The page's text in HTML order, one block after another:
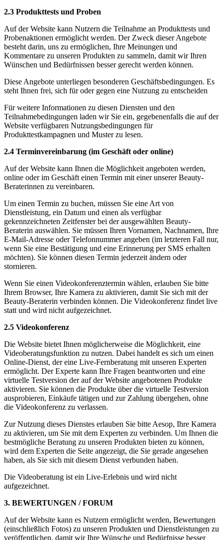
2.3 Produkttests und Proben
Auf der Website kann Nutzern die Teilnahme an Produkttests und
Probenaktionen ermöglicht werden. Der Zweck dieser Angebote
besteht darin, uns zu ermöglichen, Ihre Meinungen und
Kommentare zu unseren Produkten zu sammeln, damit wir Ihren
Wünschen und Bedürfnissen besser gerecht werden können.
Diese Angebote unterliegen besonderen Geschäftsbedingungen. Es
steht Ihnen frei, sich für oder gegen eine Nutzung zu entscheiden
Für weitere Informationen zu diesen Diensten und den
Teilnahmebedingungen laden wir Sie ein, gegebenenfalls die auf der
Website verfügbaren Nutzungsbedingungen für
Produkttestkampagnen und Muster zu lesen.
2.4 Terminvereinbarung (im Geschäft oder online)
Auf der Website kann Ihnen die Möglichkeit angeboten werden,
online oder im Geschäft einen Termin mit einer unserer Beauty-
Beraterinnen zu vereinbaren.
Um einen Termin zu buchen, müssen Sie eine Art von
Dienstleistung, ein Datum und einen als verfügbar
gekennzeichneten Zeitfenster bei der ausgewählten Beauty-
Beraterin auswählen. Sie müssen Ihren Vornamen, Nachnamen, Ihre
E-Mail-Adresse oder Telefonnummer angeben (im letzteren Fall nur,
wenn Sie eine Bestätigung und eine Erinnerung per SMS erhalten
möchten). Sie können diesen Termin jederzeit ändern oder
stornieren.
Wenn Sie einen Videokonferenztermin wählen, erlauben Sie bitte
Ihrem Browser, Ihre Kamera zu aktivieren, damit Sie sich mit der
Beauty-Beraterin verbinden können. Die Videokonferenz findet live
statt und wird nicht aufgezeichnet.
2.5 Videokonferenz
Die Website bietet Ihnen möglicherweise die Möglichkeit, eine
Videoberatungsfunktion zu nutzen. Dabei handelt es sich um einen
Online-Dienst, der eine Live-Fernberatung mit unseren Experten
ermöglicht. Der Experte kann Ihre Fragen beantworten und eine
virtuelle Testversion der auf der Website angebotenen Produkte
aktivieren. Sie können die Produkte über die virtuelle Testversion
ausprobieren, Einkäufe tätigen und zur Zahlung übergehen, ohne
die Videokonferenz zu verlassen.
Zur Nutzung dieses Dienstes erlauben Sie bitte Aesop, Ihre Kamera
zu aktivieren, um Sie mit dem Experten zu verbinden. Um Ihnen die
bestmögliche Beratung zu unseren Produkten bieten zu können,
wird dem Experten die Seite angezeigt, die Sie gerade angesehen
haben, als Sie sich mit diesem Dienst verbunden haben.
Die Videoberatung ist ein Live-Erlebnis und wird nicht
aufgezeichnet.
3. BEWERTUNGEN / FORUM
Auf der Website kann es Nutzern ermöglicht werden, Bewertungen
(einschließlich Fotos) zu unseren Produkten und Dienstleistungen zu
veröffentlichen, damit wir Ihre Wünsche und Bedürfnisse besser